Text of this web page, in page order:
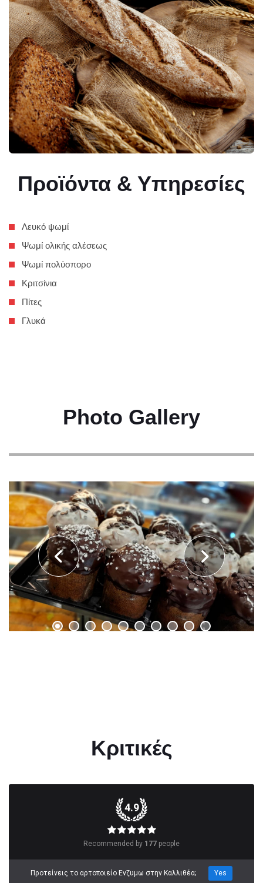
Προϊόντα & Υπηρεσίες
Λευκό ψωμί
Ψωμί ολικής αλέσεως
Ψωμί πολύσπορο
Κριτσίνια
Πίτες
Γλυκά
Photo Gallery
Κριτικές
4.9
Recommended by 177 people
Προτείνεις το αρτοποιείο Ενζυμω στην Καλλιθέα;
Yes